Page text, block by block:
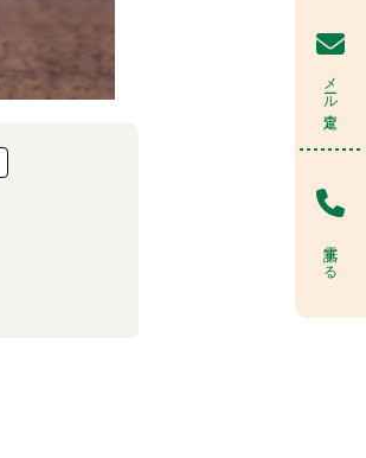
メール査定
電話する